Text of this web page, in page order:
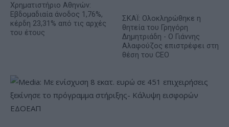
Χρηματιστήριο Αθηνών:
Εβδομαδιαία άνοδος 1,76%,
κέρδη 23,31% από τις αρχές
του έτους
ΣΚΑΪ: Ολοκληρώθηκε η
θητεία του Γρηγόρη
Δημητριάδη - Ο Γιάννης
Αλαφούζος επιστρέφει στη
θέση του CEO